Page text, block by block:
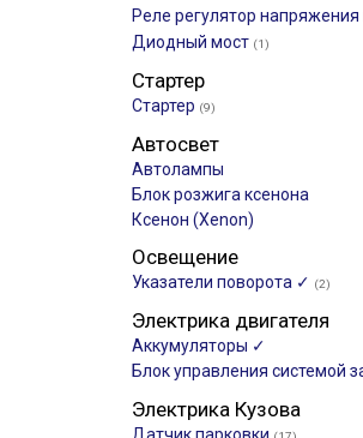
Реле регулятор напряжения
Диодный мост (1)
Стартер
Стартер (9)
Автосвет
Автолампы
Блок розжига ксенона
Ксенон (Xenon)
Освещение
Указатели поворота ✓ (2)
Электрика двигателя
Аккумуляторы ✓
Блок управления системой
Электрика Кузова